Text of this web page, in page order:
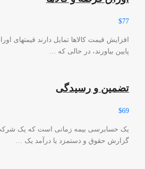
$77
افزایش قیمت کالاها تمایل دارند قیمتهای
پایین بیاورند، در حالی که …
تضمین و رسیدگی
$69
یک حسابرسی بیمه زمانی است که یک شرکت
گزارش حقوق و دستمزد یا درآمد یک …